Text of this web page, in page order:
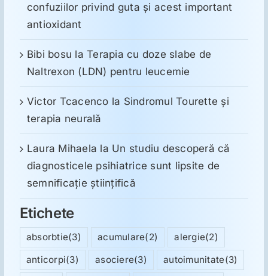
confuziilor privind guta și acest important
antioxidant
Bibi bosu laTerapia cu doze slabe de
Naltrexon (LDN) pentru leucemie
Victor Tcacenco la Sindromul Tourette şi
terapia neurală
Laura Mihaela la Un studiu descoperă că
diagnosticele psihiatrice sunt lipsite de
semnificație științifică
Etichete
absorbtie(3) acumulare(2) alergie(2)
anticorpi(3) asociere(3) autoimunitate(3)